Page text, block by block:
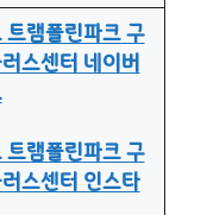
트램폴린파크 구
스센터 네이버
트램폴린파크 구
스센터 인스타